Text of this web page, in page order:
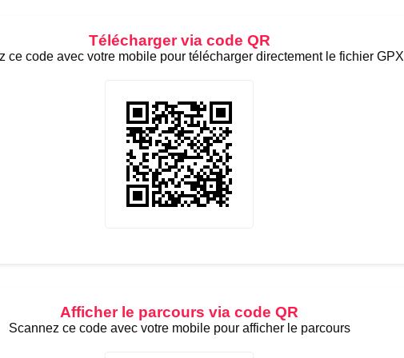
Télécharger via code QR
ce code avec votre mobile pour télécharger directement le fichier GPX
Afficher le parcours via code QR
Scannez ce code avec votre mobile pour afficher le parcours